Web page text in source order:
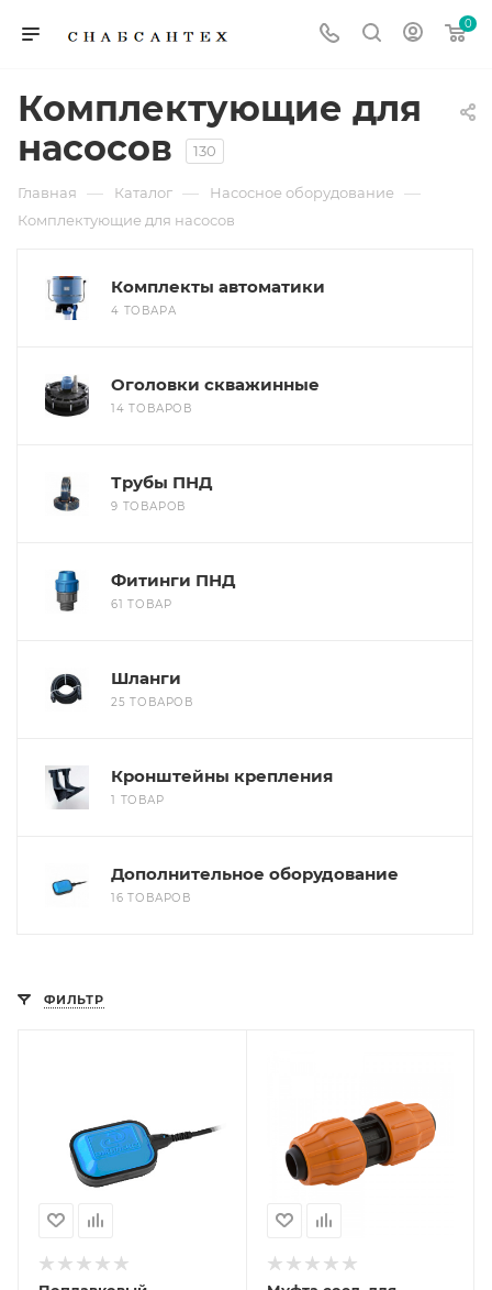
0
Комплектующие для
насосов
130
Главная — Каталог — Насосное оборудование —
Комплектующие для насосов
Комплекты автоматики
4 ТОВАРА
Оголовки скважинные
14 ТОВАРОВ
Трубы ПНД
9 ТОВАРОВ
Фитинги ПНД
61 ТОВАР
Шланги
25 ТОВАРОВ
Кронштейны крепления
1 ТОВАР
Дополнительное оборудование
16 ТОВАРОВ
ФИЛЬТР